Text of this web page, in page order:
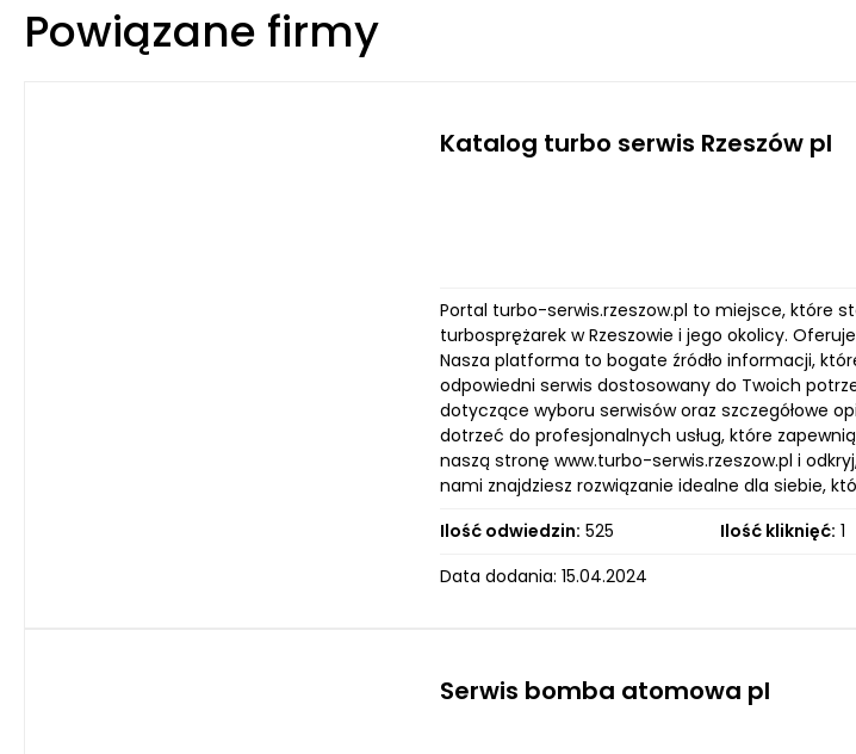
Powiązane firmy
Katalog turbo serwis Rzeszów pl
Portal turbo-serwis.rzeszow.pl to miejsce, które
turbosprężarek w Rzeszowie i jego okolicy.
Nasza platforma to bogate źródło informacji,
odpowiedni serwis dostosowany do Twoich
dotyczące wyboru serwisów oraz szczegółowe
dotrzeć do profesjonalnych usług, które
naszą stronę www.turbo-serwis.rzeszow.pl i
nami znajdziesz rozwiązanie idealne dla siebie,
Ilość odwiedzin: 525 Ilość kliknięć: 1
Data dodania: 15.04.2024
Serwis bomba atomowa pl